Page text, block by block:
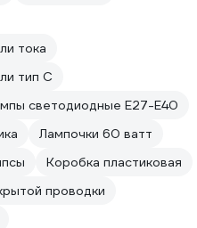
тока
тип C
светодиодные E27-E40
Лампочки 60 ватт
Коробка пластиковая
проводки